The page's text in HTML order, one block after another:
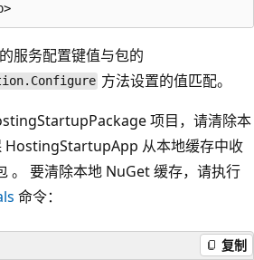
服务配置键值与包的
方法设置的值匹配。
项目，请清除本
HostingStartupApp 从本地缓存中收
。 要清除本地 NuGet 缓存，请执行
命令：
复制